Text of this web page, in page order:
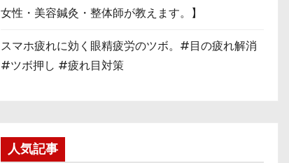
女性・美容鍼灸・整体師が教えます。】
スマホ疲れに効く眼精疲労のツボ。#目の疲れ解消
#ツボ押し #疲れ目対策
人気記事